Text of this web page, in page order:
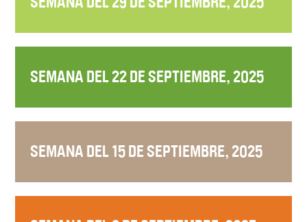
SEMANA DEL 22 DE SEPTIEMBRE, 2025
SEMANA DEL 15 DE SEPTIEMBRE, 2025